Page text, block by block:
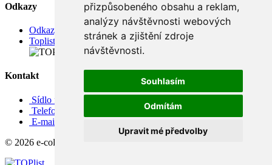
přizpůsobeného obsahu a reklam,
analýzy návštěvnosti webových
stránek a zjištění zdroje
návštěvnosti.
Souhlasím
Odmítám
Upravit mé předvolby
Odkazy
Odkazy
Toplist
Kontakt
Sídlo firmy: Boženy Němcové 739/1, Svitavy 568 02, CZ
Telefon: +420 608 449 590
E-mail: info@e-color.cz
© 2026 e-color.cz